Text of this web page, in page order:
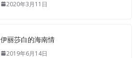
2020年3月11日
伊丽莎白的海南情
2019年6月14日